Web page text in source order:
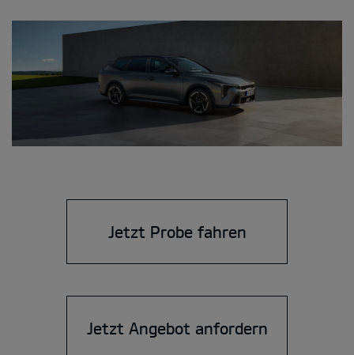
Jetzt Probe fahren
Jetzt Angebot anfordern